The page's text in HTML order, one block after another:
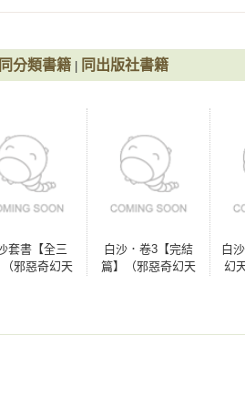
邪惡奇幻天才布蘭登．山德森首部圖像
．山德森首部圖像小說全彩精緻完整版
首部圖像小說全彩精緻完整版！）》
．御沙而行」，邪惡奇幻天才布蘭登
量隨書附贈「山德森之年寰宇藏書票．
緻完整版！）》《白沙．卷1（限量隨
蘭登．山德森首部圖像小說全彩精緻
迷霧之子－執法鎔金：謎金（完結篇
版，颶光典籍系列外傳）》《晨碎（
祕典（典藏精裝版）》《無垠祕典（
引誓之劍．下冊》《颶光典籍三部曲：
同分類書籍 同出版社書籍
套書【全三
邪惡奇幻天
白沙．卷3【完結
篇】（邪惡奇幻天
白
幻